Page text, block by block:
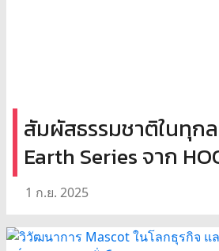
สัมผัสธรรมชาติในทุก
Earth Series จาก
1 ก.ย. 2025